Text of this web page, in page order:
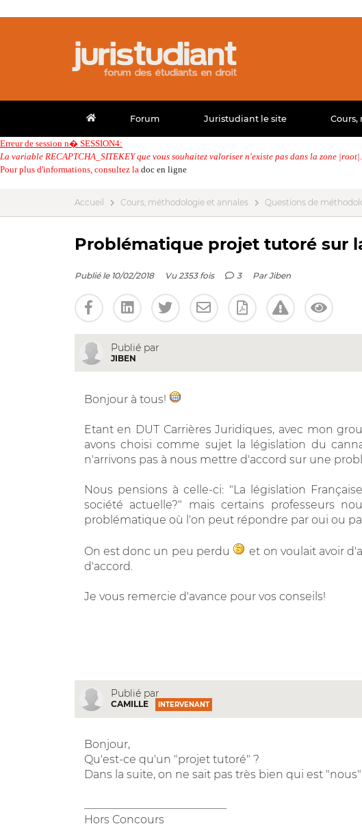
Forum Juristudiant le site
Erreur de session n� SESSION4:
La variable RECAPTCHA_SITEKEY que vous souhaitez valoriser n'existe pas dans la zone |root|.
Pour plus d'informations, consultez la doc en ligne
Accueil Cours, méthodologie et annales Questions de
Problématique projet tutoré sur
Publié le 10/02/2018 Vu 2353 fois 3 ParJiben
Publié par
JIBEN
Bonjour à tous!
Etant en DUT Carrières Juridiques, avec mon
avons choisi comme sujet la législation du
n'arrivons pas à nous mettre d'accord sur une
Nous pensions à celle-ci: "La législation
société actuelle?" mais certains professeurs
problématique où l'on peut répondre par oui ou
On est donc un peu perdu
et on voulait avoir
d'accord.
Je vous remercie d'avance pour vos conseils!
Publié par
CAMILLE INTERVENANT
Bonjour,
Qu'est-ce qu'un "projet tutoré" ?
Dans la suite, on ne sait pas très bien qui est
Hors Concours